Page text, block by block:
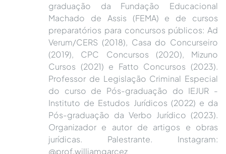
graduação da Fundação Educacional
Machado de Assis (FEMA) e de cursos
preparatórios para concursos públicos: Ad
Verum/CERS (2018), Casa do Concurseiro
(2019), CPC Concursos (2020), Mizuno
Cursos (2021) e Fatto Concursos (2023).
Professor de Legislação Criminal Especial
do curso de Pós-graduação do IEJUR -
Instituto de Estudos Jurídicos (2022) e da
Pós-graduação da Verbo Jurídico (2023).
Organizador e autor de artigos e obras
jurídicas. Palestrante. Instagram:
@prof.williamgarcez